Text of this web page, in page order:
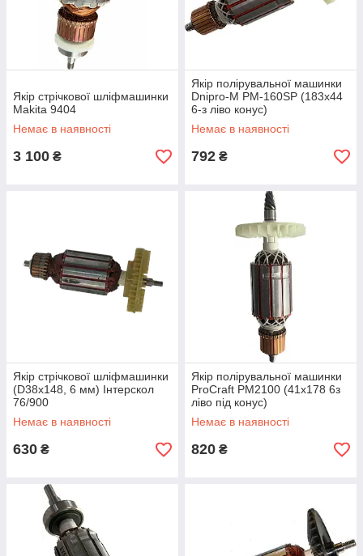
Якір стрічкової шліфмашинки
Makita 9404
Немає в наявності
3 100 ₴
Якір полірувальної машинки
Dnipro-M PM-160SP (183х44
6-з ліво конус)
Немає в наявності
792 ₴
Якір стрічкової шліфмашинки
(D38х148, 6 мм) Інтерскол
76/900
Немає в наявності
630 ₴
Якір полірувальної машинки
ProCraft PM2100 (41х178 6з
ліво під конус)
Немає в наявності
820 ₴